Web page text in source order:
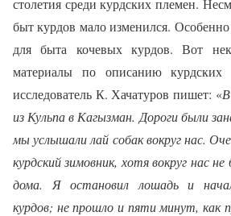
быт курдов мало изменился.
для быта кочевых курдов. Вот
материалы по описанию
исследователь К. Хачатуров пишет: «В
из Кульпа в Кагызман. Дороги были
мы услышали лай собак вокруг нас.
курдский зимовник, хотя вокруг нас
дома. Я остановил лошадь и
курдов; не прошло и пяти минут, как